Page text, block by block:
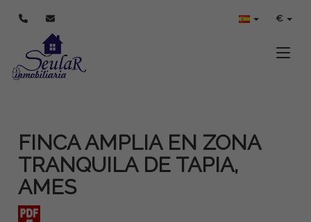
€
FINCA AMPLIA EN ZONA
TRANQUILA DE TAPIA,
AMES